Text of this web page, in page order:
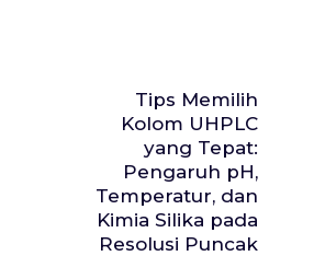
Tips Memilih
Kolom UHPLC
yang Tepat:
Pengaruh pH,
Temperatur, dan
Kimia Silika pada
Resolusi Puncak